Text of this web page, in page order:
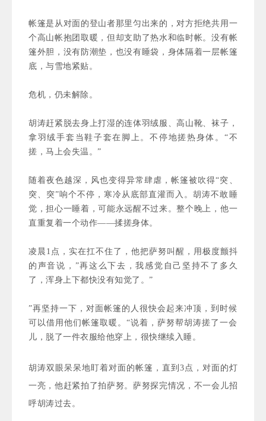
帐篷是从对面的登山者那里匀出来的，对方拒绝共用一
个高山帐抱团取暖，但却支助了热水和临时帐。没有帐
篷外胆，没有防潮垫，也没有睡袋，身体隔着一层帐篷
底，与雪地紧贴。
危机，仍未解除。
胡涛赶紧脱去身上打湿的连体羽绒服、高山靴、袜子，
拿羽绒手套当鞋子套在脚上。不停地搓热身体。“不
搓，马上会失温。”
随着夜色越深，风也变得异常肆虐，帐篷被吹得“突、
突、突”响个不停，寒冷从底部直灌而入 。胡涛不敢睡
觉，担心一睡着，可能永远醒不过来。整个晚上，他一
直重复着一个动作——揉搓身体。
凌晨1点，实在扛不住了，他把萨努叫醒，用极度颤抖
的声音说，”再这么下去，我感觉自己坚持不了多久
了，浑身上下都快没有知觉了。”
”再坚持一下，对面帐篷的人很快会起来冲顶，到时候
可以借用他们帐篷取暖。“说着，萨努帮胡涛搓了一会
儿，脱了一件衣服给他穿上，很快继续入睡。
胡涛双眼呆呆地盯着对面的帐篷，直到3点，对面的灯
一亮，他赶紧拍了拍萨努。萨努探完情况，不一会儿招
呼胡涛过去。